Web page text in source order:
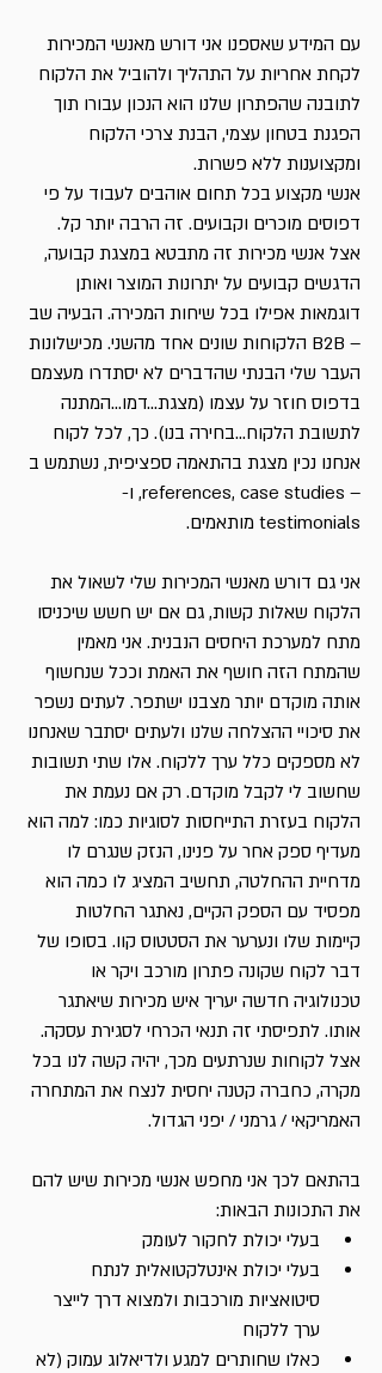
עם המידע שאספנו אני דורש מאנשי המכירות
לקחת אחריות על התהליך ולהוביל את הלקוח
לתובנה שהפתרון שלנו הוא הנכון עבורו תוך
הפגנת בטחון עצמי, הבנת צרכי הלקוח
ומקצוענות ללא פשרות.
אנשי מקצוע בכל תחום אוהבים לעבוד על פי
דפוסים מוכרים וקבועים. זה הרבה יותר קל.
אצל אנשי מכירות זה מתבטא במצגת קבועה,
הדגשים קבועים על יתרונות המוצר ואותן
דוגמאות אפילו בכל שיחות המכירה. הבעיה שב
– B2B הלקוחות שונים אחד מהשני. מכישלונות
העבר שלי הבנתי שהדברים לא יסתדרו מעצמם
בדפוס חוזר על עצמו (מצגת...דמו...המתנה
לתשובת הלקוח...בחירה בנו). כך, לכל לקוח
אנחנו נכין מצגת בהתאמה ספציפית, נשתמש ב
– references, case studies, ו-
testimonials מותאמים.
אני גם דורש מאנשי המכירות שלי לשאול את
הלקוח שאלות קשות, גם אם יש חשש שיכניסו
מתח למערכת היחסים הנבנית. אני מאמין
שהמתח הזה חושף את האמת וככל שנחשוף
אותה מוקדם יותר מצבנו ישתפר. לעתים נשפר
את סיכויי ההצלחה שלנו ולעתים יסתבר שאנחנו
לא מספקים כלל ערך ללקוח. אלו שתי תשובות
שחשוב לי לקבל מוקדם. רק אם נעמת את
הלקוח בעזרת התייחסות לסוגיות כמו: למה הוא
מעדיף ספק אחר על פנינו, הנזק שנגרם לו
מדחיית ההחלטה, תחשיב המציג לו כמה הוא
מפסיד עם הספק הקיים, נאתגר החלטות
קיימות שלו ונערער את הסטטוס קוו. בסופו של
דבר לקוח שקונה פתרון מורכב ויקר או
טכנולוגיה חדשה יעריך איש מכירות שיאתגר
אותו. לתפיסתי זה תנאי הכרחי לסגירת עסקה.
אצל לקוחות שנרתעים מכך, יהיה קשה לנו בכל
מקרה, כחברה קטנה יחסית לנצח את המתחרה
האמריקאי / גרמני / יפני הגדול.
בהתאם לכך אני מחפש אנשי מכירות שיש להם
את התכונות הבאות:
בעלי יכולת לחקור לעומק
בעלי יכולת אינטלקטואלית לנתח
סיטואציות מורכבות ולמצוא דרך לייצר
ערך ללקוח
כאלו שחותרים למגע ולדיאלוג עמוק (לא